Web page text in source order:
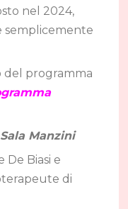
nel 2024,
semplicemente
del programma
Manzini
De Biasi e
di